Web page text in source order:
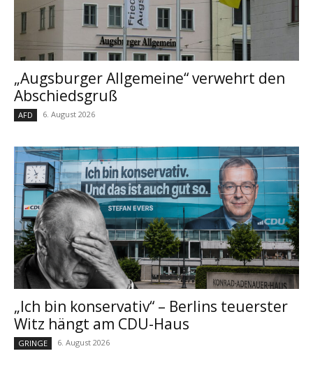
„Augsburger Allgemeine“ verwehrt den
Abschiedsgruß
AFD 6. August 2026
„Ich bin konservativ“ – Berlins teuerster
Witz hängt am CDU-Haus
GRINGE 6. August 2026